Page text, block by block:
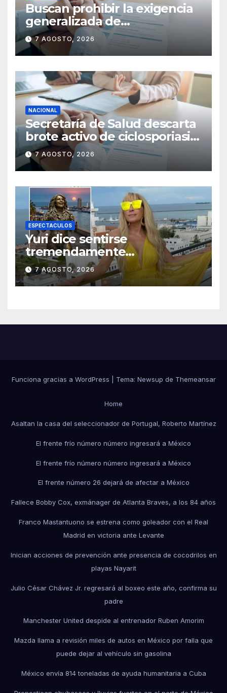
Buscan prohibir la exigencia
generalizada de
antecedentes penales para
obtener empleo en México
7 AGOSTO, 2026
NACIONAL
Secretaría de Salud descarta
brote activo de ciclosporiasis
en México y pide tranquilidad
a la población
7 AGOSTO, 2026
ESPECTACULOS
Yuri dice sentirse
tremendamente
emocionada sobre su estatua
que le harán en Veracruz
7 AGOSTO, 2026
Funciona gracias a WordPress Tema: Newsup de Themeansar
Home
Asaltan la casa del seleccionador de Portugal, Roberto Martínez
El frente frío número número ingresará a México
El frente frío número número ingresará a México
El frente número 26 dejará de afectar a México
Fallece Bobby Cox, exmánager de Atlanta Braves, a los 84 años
Franco Mastantuono se estrena como goleador con el Real
Madrid en victoria ante Levante
Inician acciones de prevención ante presencia de cocodrilos en
playas Nayarit
Julio César Chávez Jr. regresará al boxeo este año, confirma su
padre
Manchester United despide al entrenador Ruben Amorim
Mazda llama a revisión miles de autos en México por falla que
puede dejar al vehículo sin gasolina
México envía 814 toneladas de ayuda humanitaria a Cuba